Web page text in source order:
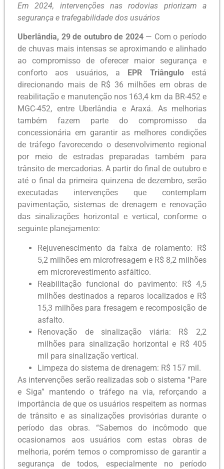
Em 2024, intervenções nas rodovias priorizam a
segurança e trafegabilidade dos usuários
Uberlândia, 29 de outubro de 2024— Com o período
de chuvas mais intensas se aproximando e alinhado
ao compromisso de oferecer maior segurança e
conforto aos usuários, a
EPR Triânguloestá
direcionando mais de R$ 36 milhões em obras de
reabilitação e manutenção nos 163,4 km da BR-452 e
MGC-452, entre Uberlândia e Araxá. As melhorias
também fazem parte do compromisso da
concessionária em garantir as melhores condições
de tráfego favorecendo o desenvolvimento regional
por meio de estradas preparadas também para
trânsito de mercadorias. A partir do final de outubro e
até o final da primeira quinzena de dezembro, serão
executadas intervenções que contemplam
pavimentação, sistemas de drenagem e renovação
das sinalizações horizontal e vertical, conforme o
seguinte planejamento:
Rejuvenescimento da faixa de rolamento: R$
5,2 milhões em microfresagem e R$ 8,2 milhões
em microrevestimento asfáltico.
Reabilitação funcional do pavimento: R$ 4,5
milhões destinados a reparos localizados e R$
15,3 milhões para fresagem e recomposição de
asfalto.
Renovação de sinalização viária: R$ 2,2
milhões para sinalização horizontal e R$ 405
mil para sinalização vertical.
Limpeza do sistema de drenagem: R$ 157 mil.
As intervenções serão realizadas sob o sistema “Pare
e Siga” mantendo o tráfego na via, reforçando a
importância de que os usuários respeitem as normas
de trânsito e as sinalizações provisórias durante o
período das obras. “Sabemos do incômodo que
ocasionamos aos usuários com estas obras de
melhoria, porém temos o compromisso de garantir a
segurança de todos, especialmente no período